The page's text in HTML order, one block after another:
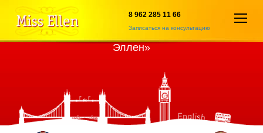
меню
8 962 285 11 66
Записаться на консультацию
Учебный центр иностранных языков «Мисс
Эллен»